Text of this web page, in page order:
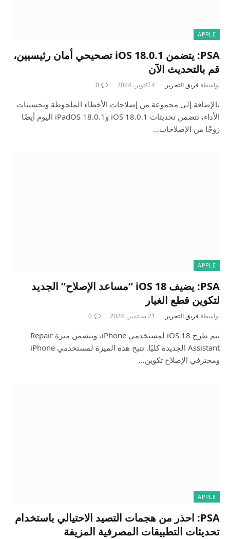
APPLE
PSA: يتضمن iOS 18.0.1 تصحيحي أمان رئيسيين،
قم بالتحديث الآن
بواسطة فريق التحرير 4 أكتوبر، 2024 0
بالإضافة إلى مجموعة من إصلاحات الأخطاء الملحوظة وتحسينات
الأداء، تتضمن تحديثات iOS 18.0.1 وiPadOS 18.0.1 اليوم أيضًا
زوجًا من الإصلاحات…
APPLE
PSA: يضيف iOS 18 “مساعد الإصلاح” الجديد
لتكوين قطع الغيار
بواسطة فريق التحرير 21 سبتمبر، 2024 0
يتم طرح iOS 18 لمستخدمي iPhone، ويتضمن ميزة Repair
Assistant الجديدة كليًا. تتيح هذه الميزة لمستخدمي iPhone
ومحترفي الإصلاح تكوين…
APPLE
PSA: احذر من هجمات التصيد الاحتيالي باستخدام
تحديثات التطبيقات المصرفية المزيفة